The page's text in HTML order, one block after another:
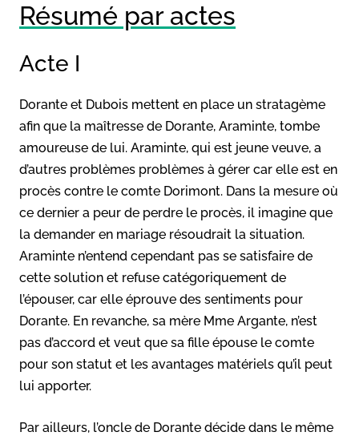
Résumé par actes
Acte I
Dorante et Dubois mettent en place un stratagème
afin que la maîtresse de Dorante, Araminte, tombe
amoureuse de lui. Araminte, qui est jeune veuve, a
d’autres problèmes problèmes à gérer car elle est en
procès contre le comte Dorimont. Dans la mesure où
ce dernier a peur de perdre le procès, il imagine que
la demander en mariage résoudrait la situation.
Araminte n’entend cependant pas se satisfaire de
cette solution et refuse catégoriquement de
l’épouser, car elle éprouve des sentiments pour
Dorante. En revanche, sa mère Mme Argante, n’est
pas d’accord et veut que sa fille épouse le comte
pour son statut et les avantages matériels qu’il peut
lui apporter.
Par ailleurs, l’oncle de Dorante décide dans le même